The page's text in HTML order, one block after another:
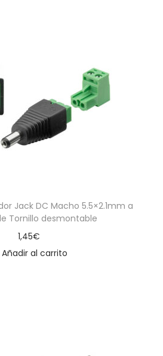
Jack DC Macho 5.5×2.1mm a
Tornillo desmontable
1,45€
Añadir al carrito